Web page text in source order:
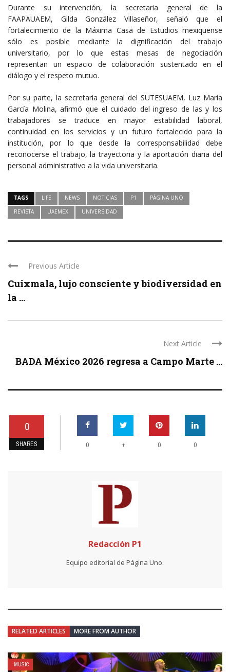
Durante su intervención, la secretaria general de la
FAAPAUAEM, Gilda González Villaseñor, señaló que el
fortalecimiento de la Máxima Casa de Estudios mexiquense
sólo es posible mediante la dignificación del trabajo
universitario, por lo que estas mesas de negociación
representan un espacio de colaboración sustentado en el
diálogo y el respeto mutuo.
Por su parte, la secretaria general del SUTESUAEM, Luz María
García Molina, afirmó que el cuidado del ingreso de las y los
trabajadores se traduce en mayor estabilidad laboral,
continuidad en los servicios y un futuro fortalecido para la
institución, por lo que desde la corresponsabilidad debe
reconocerse el trabajo, la trayectoria y la aportación diaria del
personal administrativo a la vida universitaria.
TAGS LIFE NEWS NOTICIAS P1
PÁGINA UNO
REVISTA
UAEMEX UNIVERSIDAD
Previous Article
Cuixmala, lujo consciente y biodiversidad en
la ...
Next Article
BADA México 2026 regresa a Campo Marte ...
0
SHARES 0 + 0 0
Redacción P1
Equipo editorial de Página Uno.
RELATED ARTICLES MORE FROM AUTHOR
MUSIC